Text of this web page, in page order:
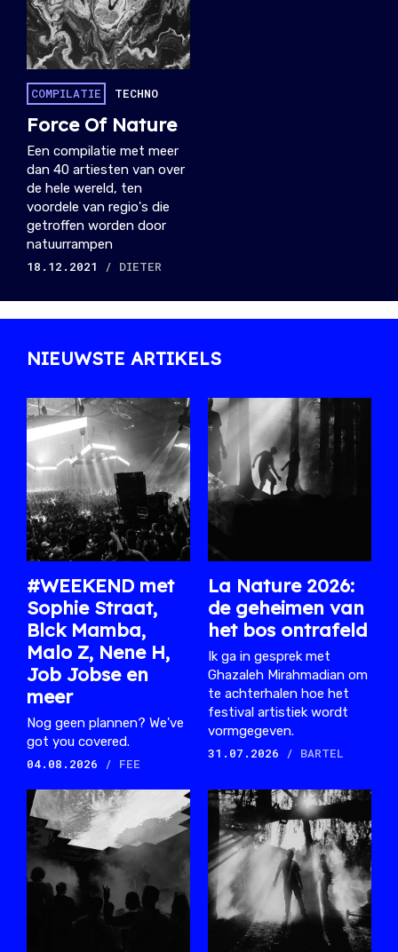
COMPILATIE TECHNO
Force Of Nature
Een compilatie met meer
dan 40 artiesten van over
de hele wereld, ten
voordele van regio's die
getroffen worden door
natuurrampen
18.12.2021
/ DIETER
NIEUWSTE ARTIKELS
#WEEKEND met
Sophie Straat,
Blck Mamba,
Malo Z, Nene H,
Job Jobse en
meer
Nog geen plannen? We've
got you covered.
04.08.2026
/ FEE
La Nature 2026:
de geheimen van
het bos ontrafeld
Ik ga in gesprek met
Ghazaleh Mirahmadian om
te achterhalen hoe het
festival artistiek wordt
vormgegeven.
31.07.2026
/ BARTEL